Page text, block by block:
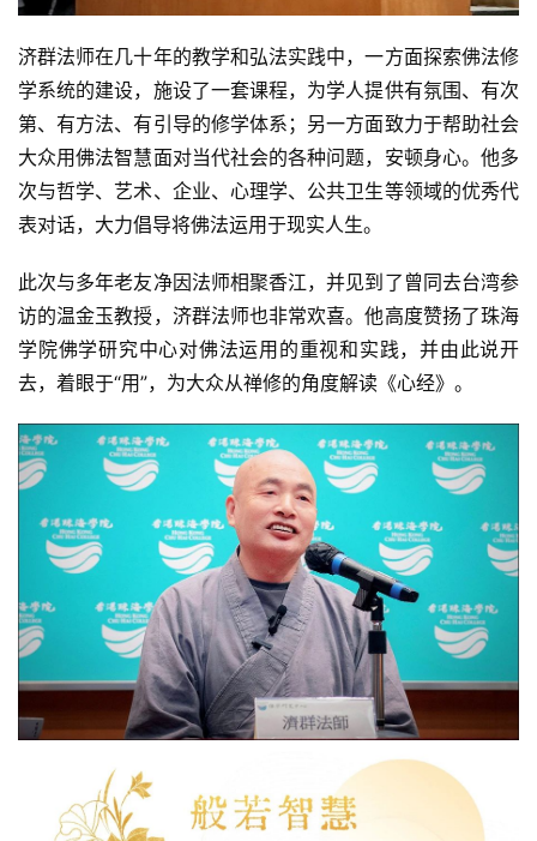
济群法师在几十年的教学和弘法实践中，一方面探索佛法修
学系统的建设，施设了一套课程，为学人提供有氛围、有次
第、有方法、有引导的修学体系；另一方面致力于帮助社会
大众用佛法智慧面对当代社会的各种问题，安顿身心。他多
次与哲学、艺术、企业、心理学、公共卫生等领域的优秀代
表对话，大力倡导将佛法运用于现实人生。
此次与多年老友净因法师相聚香江，并见到了曾同去台湾参
访的温金玉教授，济群法师也非常欢喜。他高度赞扬了珠海
学院佛学研究中心对佛法运用的重视和实践，并由此说开
去，着眼于“用”，为大众从禅修的角度解读《心经》。